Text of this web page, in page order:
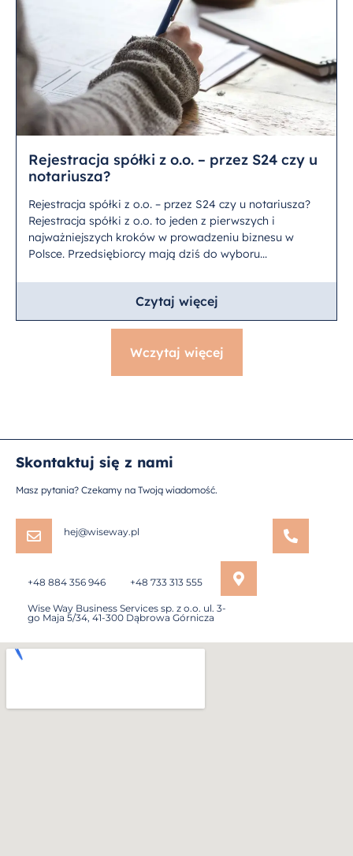
Rejestracja spółki z o.o. – przez S24 czy u
notariusza?
Rejestracja spółki z o.o. – przez S24 czy u notariusza?
Rejestracja spółki z o.o. to jeden z pierwszych i
najważniejszych kroków w prowadzeniu biznesu w
Polsce. Przedsiębiorcy mają dziś do wyboru...
Czytaj więcej
Wczytaj więcej
Skontaktuj się z nami
Masz pytania? Czekamy na Twoją wiadomość.
hej@wiseway.pl
+48 884 356 946 +48 733 313 555
Wise Way Business Services sp. z o.o. ul. 3-
go Maja 5/34, 41-300 Dąbrowa Górnicza